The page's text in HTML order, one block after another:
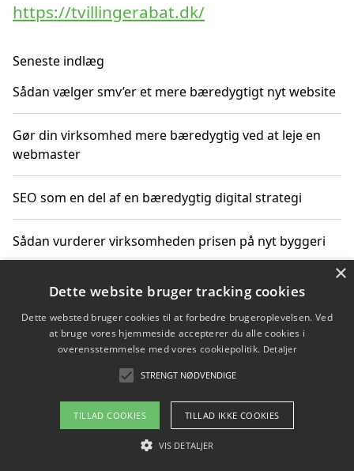
https://tvillingerabat.dk/
Seneste indlæg
Sådan vælger smv’er et mere bæredygtigt nyt website
Gør din virksomhed mere bæredygtig ved at leje en
webmaster
SEO som en del af en bæredygtig digital strategi
Sådan vurderer virksomheden prisen på nyt byggeri
Sådan får du hjælp til en hjemmeside uden binding
Copyright 2026 - Pilanto Aps
Om / kontakt
Blog Betingelser
×
Dette website bruger tracking cookies
Dette websted bruger cookies til at forbedre brugeroplevelsen. Ved
at bruge vores hjemmeside accepterer du alle cookies i
overensstemmelse med vores cookiepolitik. Detaljer
STRENGT NØDVENDIGE
TILLAD COOKIES TILLAD IKKE COOKIES
VIS DETALJER